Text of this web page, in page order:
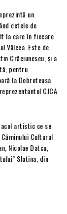
un
cetele de
la care în fiecare
Vâlcea. Este de
Crăciunescu, și a
pentru
la Dobroteasa
CJCA
artistic ce se
Cultural
Nicolae Datcu,
Slatina, din